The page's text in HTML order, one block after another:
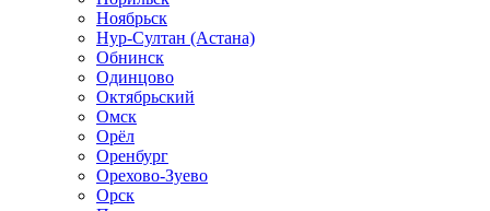
Ноябрьск
Нур-Султан (Астана)
Обнинск
Одинцово
Октябрьский
Омск
Орёл
Оренбург
Орехово-Зуево
Орск